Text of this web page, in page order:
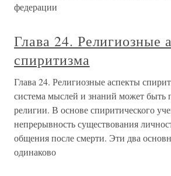
федерации
Глава 24. Религиозные
спиритизма
Глава 24. Религиозные аспекты
система мыслей и знаний может
религии. В основе спиритического
непрерывность существования
общения после смерти. Эти два
одинаково